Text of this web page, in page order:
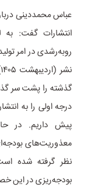
عباس محمددینی
انتشارات گفت: به
روبه‌رشدی در امر
گذشته را پشت سر
درجه اولی را به
پیش داریم. در
معذوریت‌های
نظر گرفته شده
بودجه‌ریزی در